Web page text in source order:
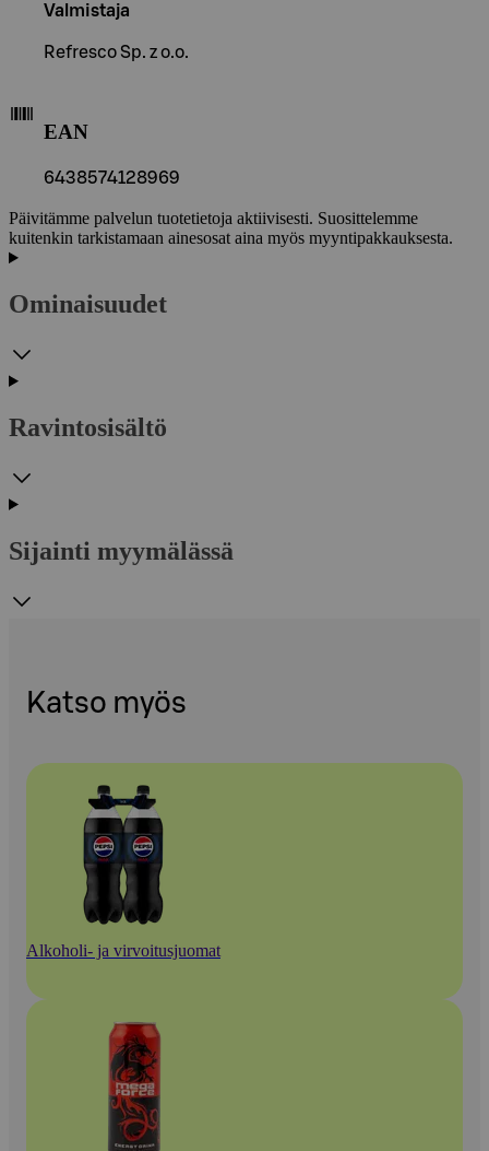
Valmistaja
Refresco Sp. z o.o.
EAN
6438574128969
Päivitämme palvelun tuotetietoja aktiivisesti. Suosittelemme
kuitenkin tarkistamaan ainesosat aina myös myyntipakkauksesta.
Ominaisuudet
Ravintosisältö
Sijainti myymälässä
Katso myös
Alkoholi- ja virvoitusjuomat